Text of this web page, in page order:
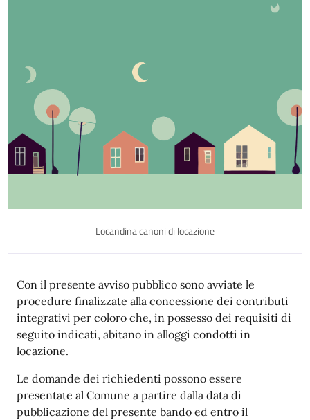
Locandina canoni di locazione
Con il presente avviso pubblico sono avviate le
procedure finalizzate alla concessione dei contributi
integrativi per coloro che, in possesso dei requisiti di
seguito indicati, abitano in alloggi condotti in
locazione.
Le domande dei richiedenti possono essere
presentate al Comune a partire dalla data di
pubblicazione del presente bando ed entro il